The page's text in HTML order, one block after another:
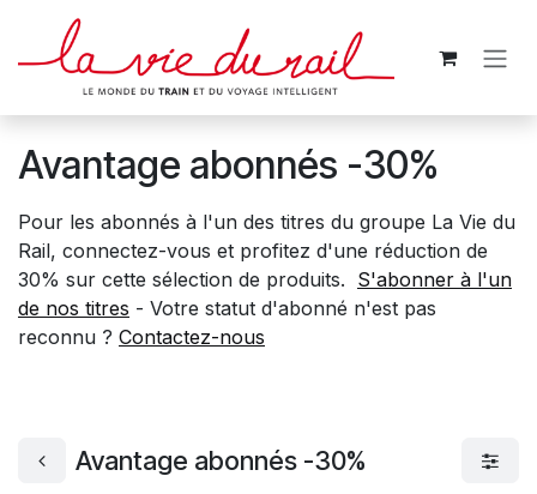
Se rendre au contenu
Avantage abonnés -30%
Pour les abonnés à l'un des titres du groupe La Vie du
Rail, connectez-vous et profitez d'une réduction de
30% sur cette sélection de produits. S'abonner à l'un​
de nos titres - Votre statut d'abonné n'est pas
reconnu ? Contactez-nous
Avantage abonnés -30%